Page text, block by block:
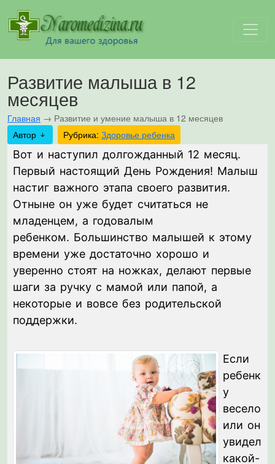
Развитие малыша в 12
месяцев
Главная → Развитие и умение малыша в 12 месяцев
Автор
Рубрика: Здоровье ребенка
Вот и наступил долгожданный 12 месяц.
Первый настоящий День Рождения! Малыш
настиг важного этапа своего развития.
Отныне он уже будет считаться не
младенцем, а годовалым
ребенком. Большинство малышей к этому
времени уже достаточно хорошо и
уверенно стоят на ножках, делают первые
шаги за ручку с мамой или папой, а
некоторые и вовсе без родительской
поддержки.
Если
ребенк
у
весело
или он
увидел
какой-